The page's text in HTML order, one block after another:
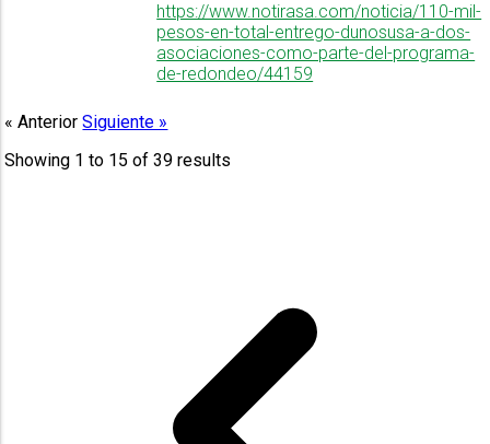
https://www.notirasa.com/noticia/110-mil-
pesos-en-total-entrego-dunosusa-a-dos-
asociaciones-como-parte-del-programa-
de-redondeo/44159
« AnteriorSiguiente »
Showing 1 to 15 of39 results